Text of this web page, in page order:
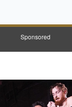
Sponsored